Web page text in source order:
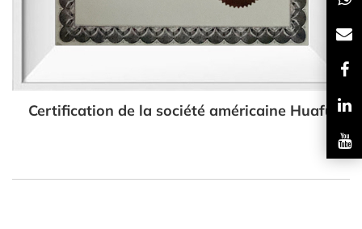
Certification de la société américaine Huafu